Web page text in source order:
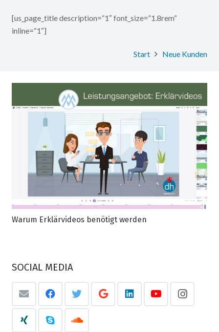
[us_page_title description=“1″ font_size=“1.8rem“
inline=“1″]
Start Neue Kunden
Warum Erklärvideos benötigt werden
SOCIAL MEDIA